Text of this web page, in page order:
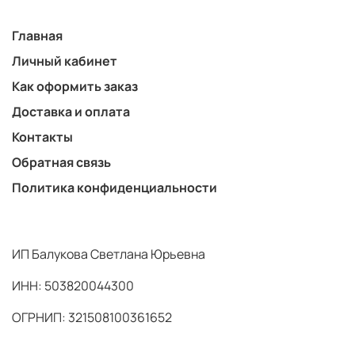
Главная
Личный кабинет
Как оформить заказ
Доставка и оплата
Контакты
Обратная связь
Политика конфиденциальности
ИП Балукова Светлана Юрьевна
ИНН: 503820044300
ОГРНИП: 321508100361652